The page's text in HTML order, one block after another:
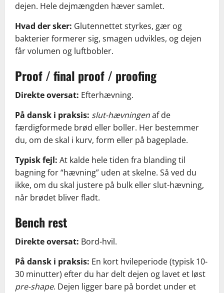
dejen. Hele dejmængden hæver samlet.
Hvad der sker: Glutennettet styrkes, gær og
bakterier formerer sig, smagen udvikles, og dejen
får volumen og luftbobler.
Proof / final proof / proofing
Direkte oversat: Efterhævning.
På dansk i praksis: slut-hævningenaf de
færdigformede brød eller boller. Her bestemmer
du, om de skal i kurv, form eller på bageplade.
Typisk fejl: At kalde hele tiden fra blanding til
bagning for “hævning” uden at skelne. Så ved du
ikke, om du skal justere på bulk eller slut-hævning,
når brødet bliver fladt.
Bench rest
Direkte oversat: Bord-hvil.
På dansk i praksis: En kort hvileperiode (typisk 10-
30 minutter) efter du har delt dejen og lavet et løst
pre-shape. Dejen ligger bare på bordet under et